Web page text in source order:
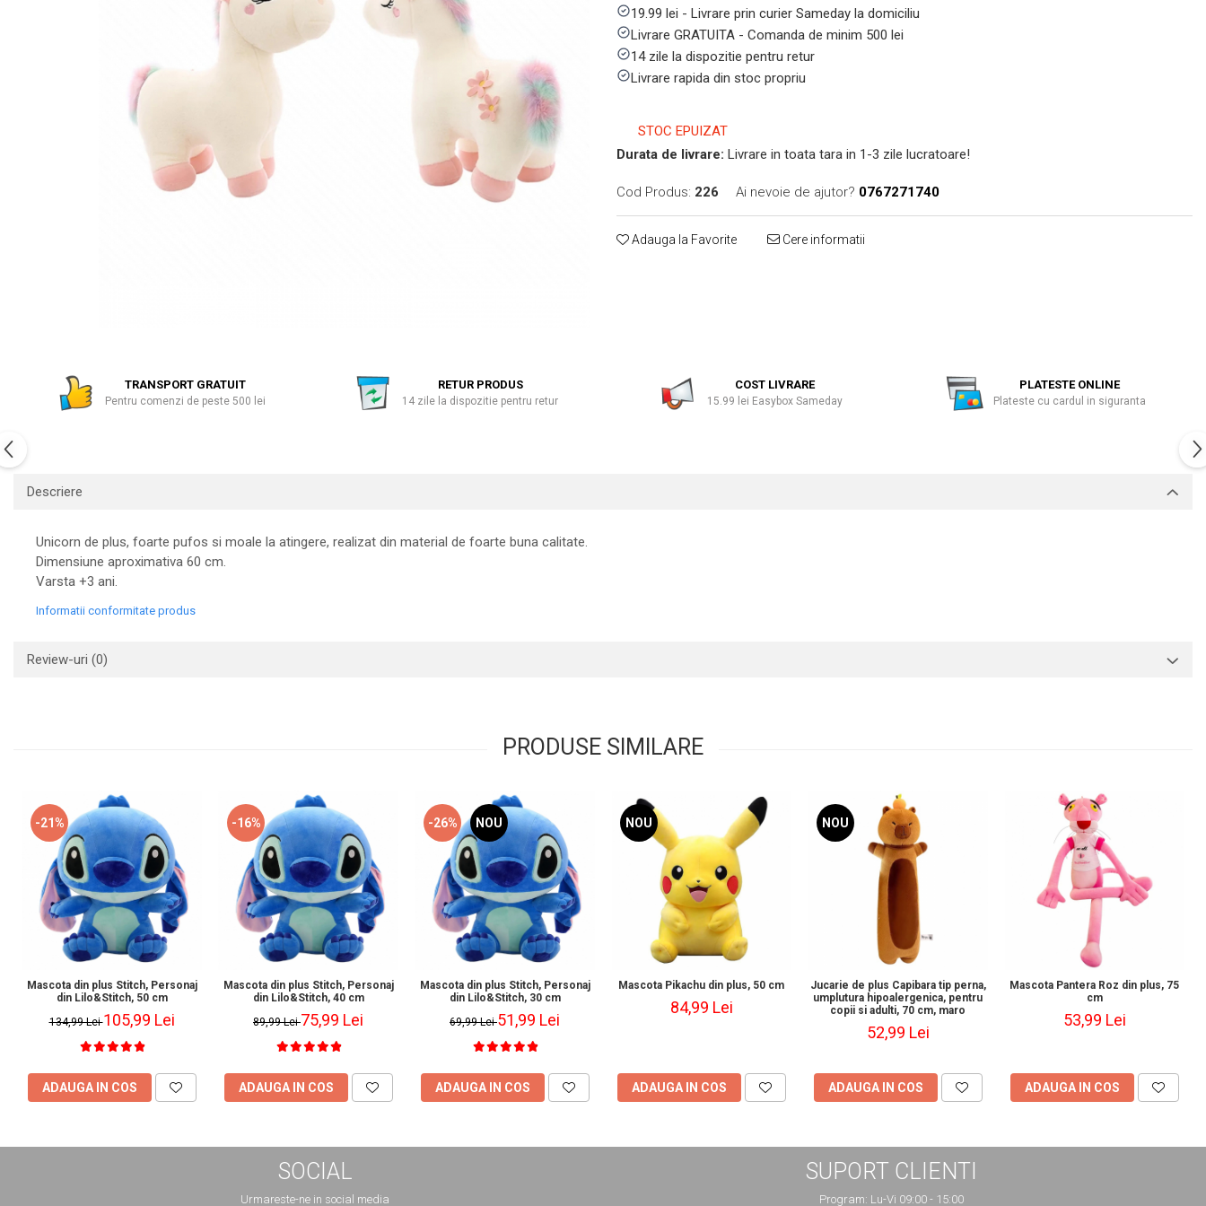
19.99 lei - Livrare prin curier Sameday la domiciliu
Livrare GRATUITA - Comanda de minim 500 lei
14 zile la dispozitie pentru retur
Livrare rapida din stoc propriu
STOC EPUIZAT
Durata de livrare: Livrare in toata tara in 1-3 zile lucratoare!
Cod Produs: 226 Ai nevoie de ajutor? 0767271740
Adauga la Favorite Cere informatii
TRANSPORT GRATUIT
Pentru comenzi de peste 500 lei
RETUR PRODUS
14 zile la dispozitie pentru retur
COST LIVRARE
15.99 lei Easybox Sameday
PLATESTE ONLINE
Plateste cu cardul in siguranta
Descriere
Unicorn de plus, foarte pufos si moale la atingere, realizat din material de foarte buna calitate.
Dimensiune aproximativa 60 cm.
Varsta +3 ani.
Informatii conformitate produs
Review-uri (0)
PRODUSE SIMILARE
-21%
Mascota din plus Stitch, Personaj
din Lilo&Stitch, 50 cm
134,99 Lei105,99 Lei
ADAUGA IN COS
-16%
Mascota din plus Stitch, Personaj
din Lilo&Stitch, 40 cm
89,99 Lei75,99 Lei
ADAUGA IN COS
-26% NOU
Mascota din plus Stitch, Personaj
din Lilo&Stitch, 30 cm
69,99 Lei51,99 Lei
ADAUGA IN COS
NOU
Mascota Pikachu din plus, 50 cm
84,99 Lei
ADAUGA IN COS
NOU
Jucarie de plus Capibara tip perna,
umplutura hipoalergenica, pentru
copii si adulti, 70 cm, maro
52,99 Lei
ADAUGA IN COS
Mascota Pantera Roz din plus, 75
cm
53,99 Lei
ADAUGA IN COS
SOCIAL
Urmareste-ne in social media
SUPORT CLIENTI
Program: Lu-Vi 09:00 - 15:00